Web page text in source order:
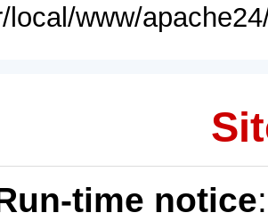
local/www/
time notice